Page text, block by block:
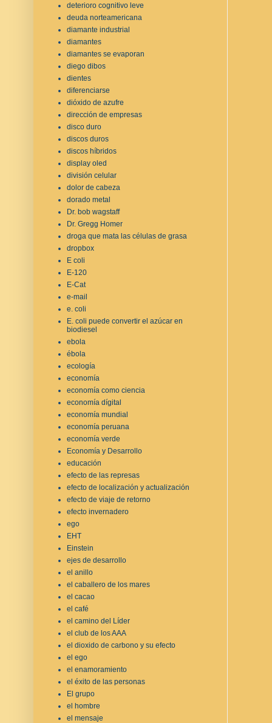
deterioro cognitivo leve
deuda norteamericana
diamante industrial
diamantes
diamantes se evaporan
diego dibos
dientes
diferenciarse
dióxido de azufre
dirección de empresas
disco duro
discos duros
discos híbridos
display oled
división celular
dolor de cabeza
dorado metal
Dr. bob wagstaff
Dr. Gregg Homer
droga que mata las células de grasa
dropbox
E coli
E-120
E-Cat
e-mail
e. coli
E. coli puede convertir el azúcar en
biodiesel
ebola
ébola
ecología
economía
economía como ciencia
economía dígital
economía mundial
economía peruana
economía verde
Economía y Desarrollo
educación
efecto de las represas
efecto de localización y actualización
efecto de viaje de retorno
efecto invernadero
ego
EHT
Einstein
ejes de desarrollo
el anillo
el caballero de los mares
el cacao
el café
el camino del Líder
el club de los AAA
el dioxido de carbono y su efecto
el ego
el enamoramiento
el éxito de las personas
El grupo
el hombre
el mensaje